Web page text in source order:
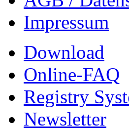
Impressum
Download
Online-FAQ
Registry
Newsletter